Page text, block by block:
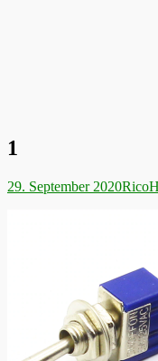
1
Veröffentlicht
29. September 2020Autor
Rico